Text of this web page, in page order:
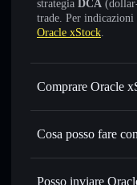
strategia DCA
trade. Per indicazioni
Oracle xStock.
Comprare Oracle
Oracle xStock
Cosa posso fare
Oracle xStock
Scambiare
Posso inviare